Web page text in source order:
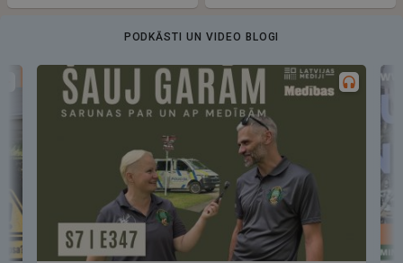
PODKĀSTI UN VIDEO BLOGI